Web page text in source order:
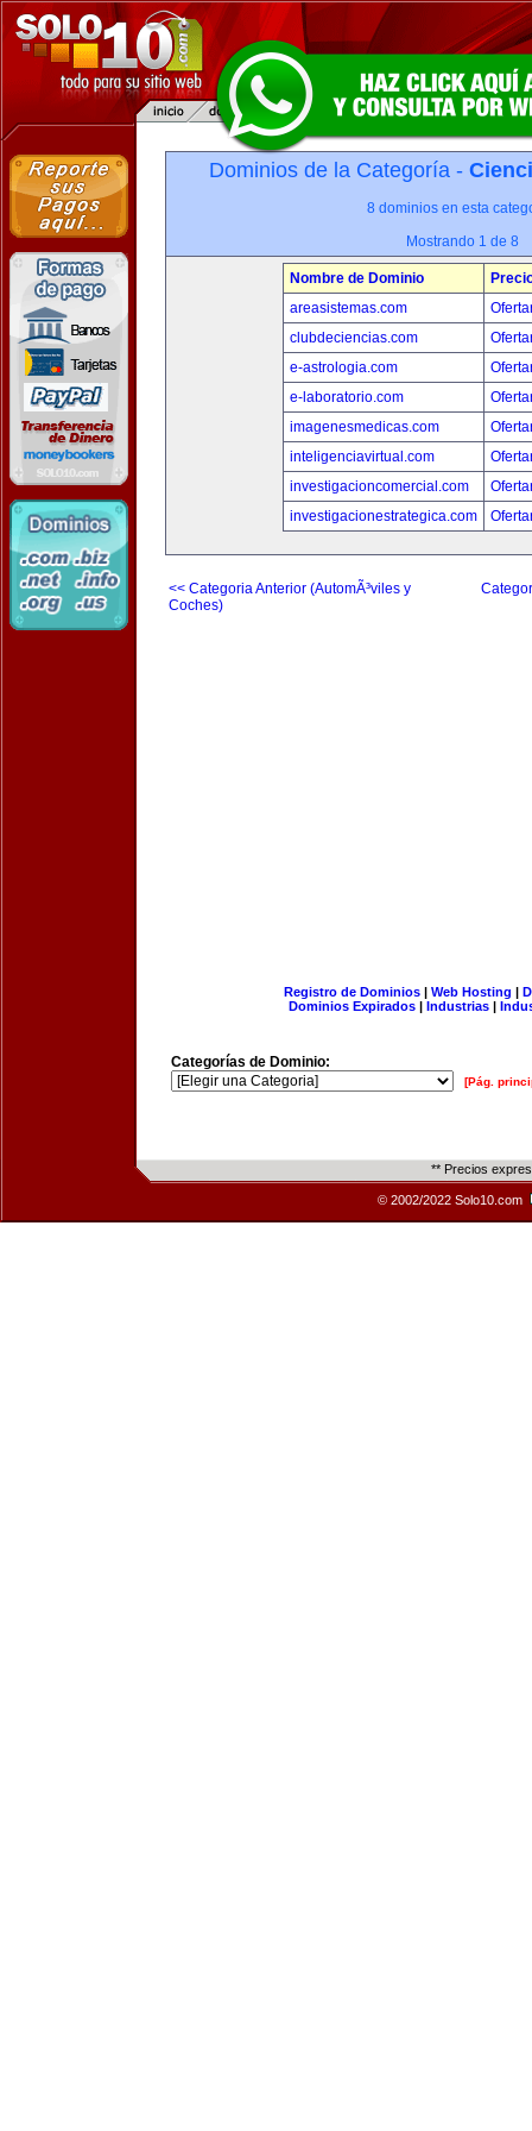
Dominios de la Categoría -
8 dominios en esta
Mostrando 1 de 8
Nombre de Dominio
areasistemas.com
clubdeciencias.com
e-astrologia.com
e-laboratorio.com
imagenesmedicas.com
inteligenciavirtual.com
investigacioncomercial.com
investigacionestrategica.com
<< Categoria Anterior (AutomÃ³viles y
Coches)
Registro de Dominios| Web Hosting |
Dominios Expirados | Industrias |
Categorías de Dominio:
[Pág.
** Precios
© 2002/2022 Solo10.com